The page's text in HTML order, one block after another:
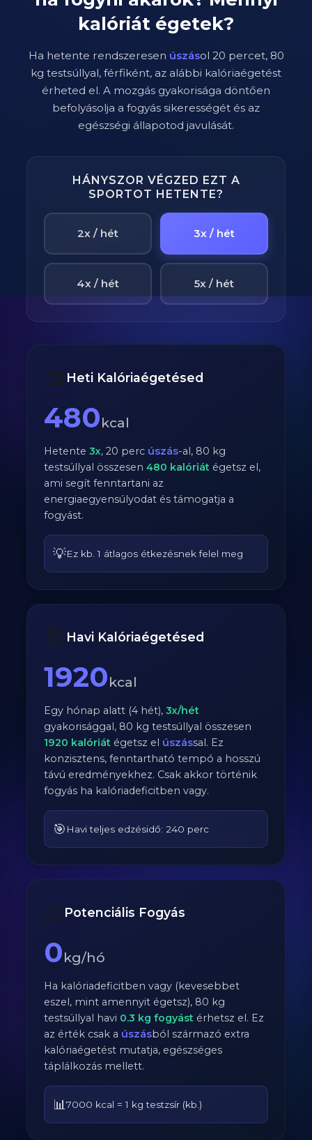
kalóriát égetek?
Ha hetente rendszeresen úszásol 20 percet, 80
kg testsúllyal, férfiként, az alábbi kalóriaégetést
érheted el. A mozgás gyakorisága döntően
befolyásolja a fogyás sikerességét és az
egészségi állapotod javulását.
HÁNYSZOR VÉGZED EZT A
SPORTOT HETENTE?
2x / hét 3x / hét
4x / hét 5x / hét
📅 Heti Kalóriaégetésed
480kcal
Hetente3x,20 perc úszás-al, 80 kg
testsúllyal összesen480 kalóriát égetsz el,
ami segít fenntartani az
energiaegyensúlyodat és támogatja a
fogyást.
💡Ez kb. 1 átlagos étkezésnek felel meg
📆 Havi Kalóriaégetésed
1920kcal
Egy hónap alatt (4 hét),3x/hét
gyakorisággal, 80 kg testsúllyal összesen
1920 kalóriát égetsz el úszással. Ez
konzisztens, fenntartható tempó a hosszú
távú eredményekhez. Csak akkor történik
fogyás ha kalóriadeficitben vagy.
🎯 Havi teljes edzésidő: 240 perc
⚖️ Potenciális Fogyás
0kg/hó
Ha kalóriadeficitben vagy (kevesebbet
eszel, mint amennyit égetsz), 80 kg
testsúllyal havi 0.3 kg fogyást érhetsz el. Ez
az érték csak a úszásból származó extra
kalóriaégetést mutatja, egészséges
táplálkozás mellett.
📊7000 kcal = 1 kg testzsír (kb.)